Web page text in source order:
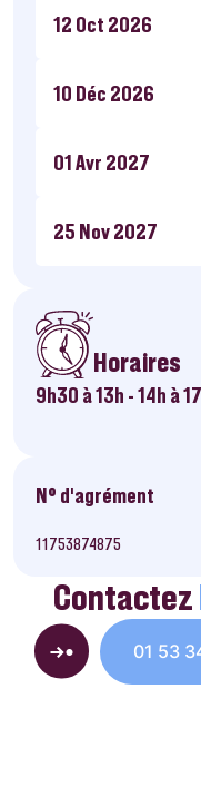
12 Oct 2026
10 Déc 2026
01 Avr 2027
25 Nov 2027
Horaires
9h30 à 13h - 14h à
N° d’agrément
11753874875
Contactez
01 53